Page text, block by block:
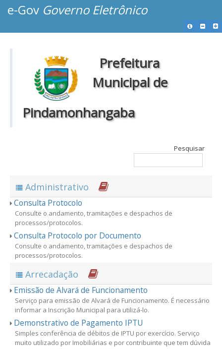
e-Gov Governo Eletrônico
Prefeitura
Municipal de
Pindamonhangaba
Pesquisar
Administrativo
Consulta Protocolo
Consulte o andamento, tramitações e despachos de
processos/protocolos.
Consulta Protocolo por Documento
Consulte o andamento, tramitações e despachos de
processos/protocolos.
Arrecadação
Emissão de Alvará de Funcionamento
Serviço para emissão de Alvará de Funcionamento. É necessário
informar a Inscrição Municipal para utilizá-lo.
Demonstrativo de Pagamento IPTU
Simples conferência de débitos de IPTU por exercício. Serviço
muito utilizado por Imobiliárias e por contribuinte que tem dúvida